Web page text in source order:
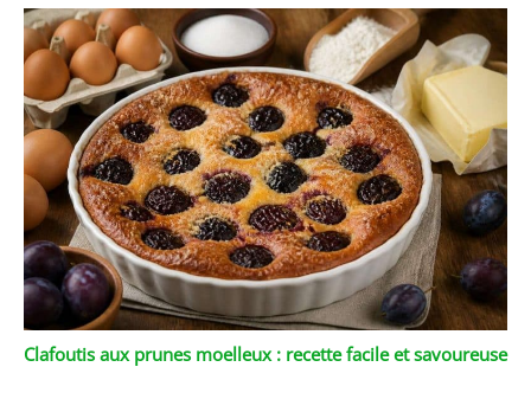
Clafoutis aux prunes moelleux : recette facile et savoureuse